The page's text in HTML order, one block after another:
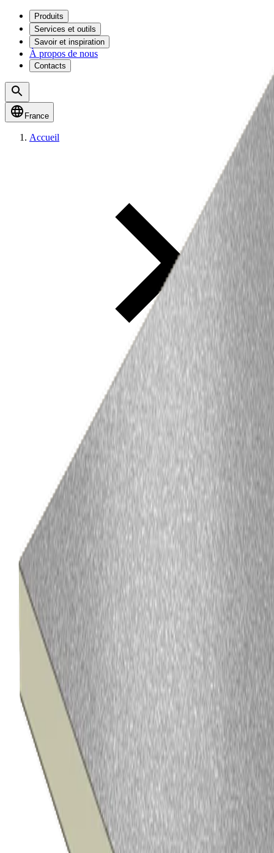
Produits
Services et outils
Savoir et inspiration
À propos de nous
Contacts
France
Accueil
Panneaux d’isolation de toitures